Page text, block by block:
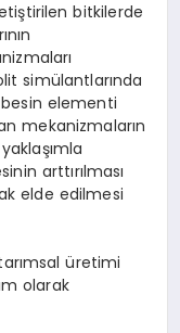
bitkilerde
simülantlarında
elementi
mekanizmaların
arttırılması
elde edilmesi
üretimi
olarak